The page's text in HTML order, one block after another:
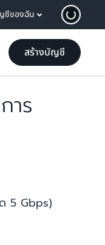
ชีของฉัน
สร้างบัญชี
าร
5 Gbps)